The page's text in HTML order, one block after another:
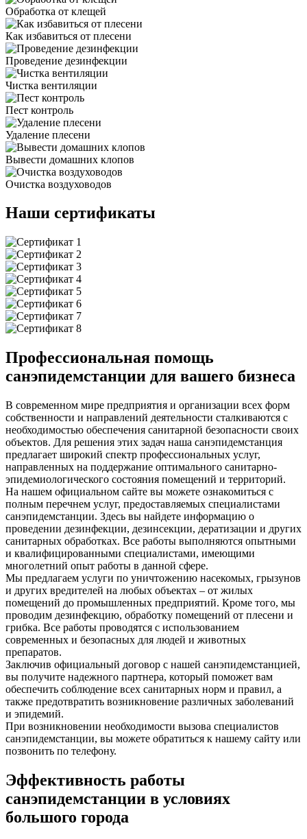
Обработка от клещей
Как избавиться от плесени
Проведение дезинфекции
Чистка вентиляции
Пест контроль
Удаление плесени
Вывести домашних клопов
Очистка воздуховодов
Наши сертификаты
Профессиональная помощь
санэпидемстанции для вашего бизнеса
В современном мире предприятия и организации всех форм
собственности и направлений деятельности сталкиваются с
необходимостью обеспечения санитарной безопасности своих
объектов. Для решения этих задач наша санэпидемстанция
предлагает широкий спектр профессиональных услуг,
направленных на поддержание оптимального санитарно-
эпидемиологического состояния помещений и территорий.
На нашем официальном сайте вы можете ознакомиться с
полным перечнем услуг, предоставляемых специалистами
санэпидемстанции. Здесь вы найдете информацию о
проведении дезинфекции, дезинсекции, дератизации и других
санитарных обработках. Все работы выполняются опытными
и квалифицированными специалистами, имеющими
многолетний опыт работы в данной сфере.
Мы предлагаем услуги по уничтожению насекомых, грызунов
и других вредителей на любых объектах – от жилых
помещений до промышленных предприятий. Кроме того, мы
проводим дезинфекцию, обработку помещений от плесени и
грибка. Все работы проводятся с использованием
современных и безопасных для людей и животных
препаратов.
Заключив официальный договор с нашей санэпидемстанцией,
вы получите надежного партнера, который поможет вам
обеспечить соблюдение всех санитарных норм и правил, а
также предотвратить возникновение различных заболеваний
и эпидемий.
При возникновении необходимости вызова специалистов
санэпидемстанции, вы можете обратиться к нашему сайту или
позвонить по телефону.
Эффективность работы
санэпидемстанции в условиях
большого города